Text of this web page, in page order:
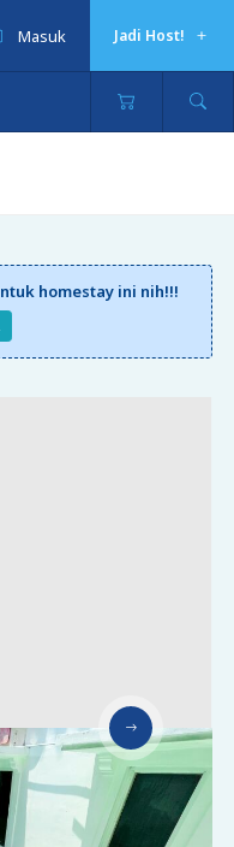
Jadi Host!
Masuk
homestay ini nih!!!